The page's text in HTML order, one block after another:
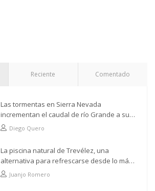
Reciente Comentado
Las tormentas en Sierra Nevada
incrementan el caudal de río Grande a su
paso por Trevélez
Diego Quero
La piscina natural de Trevélez, una
alternativa para refrescarse desde lo más
altoJuanjo Romero